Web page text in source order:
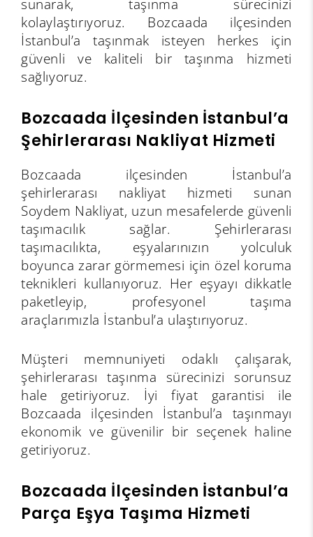
sunarak, taşınma sürecinizi
kolaylaştırıyoruz. Bozcaada ilçesinden
İstanbul’a taşınmak isteyen herkes için
güvenli ve kaliteli bir taşınma hizmeti
sağlıyoruz.
Bozcaada İlçesinden İstanbul’a
Şehirlerarası Nakliyat Hizmeti
Bozcaada ilçesinden İstanbul’a
şehirlerarası nakliyat hizmeti sunan
Soydem Nakliyat, uzun mesafelerde güvenli
taşımacılık sağlar. Şehirlerarası
taşımacılıkta, eşyalarınızın yolculuk
boyunca zarar görmemesi için özel koruma
teknikleri kullanıyoruz. Her eşyayı dikkatle
paketleyip, profesyonel taşıma
araçlarımızla İstanbul’a ulaştırıyoruz.
Müşteri memnuniyeti odaklı çalışarak,
şehirlerarası taşınma sürecinizi sorunsuz
hale getiriyoruz. İyi fiyat garantisi ile
Bozcaada ilçesinden İstanbul’a taşınmayı
ekonomik ve güvenilir bir seçenek haline
getiriyoruz.
Bozcaada İlçesinden İstanbul’a
Parça Eşya Taşıma Hizmeti